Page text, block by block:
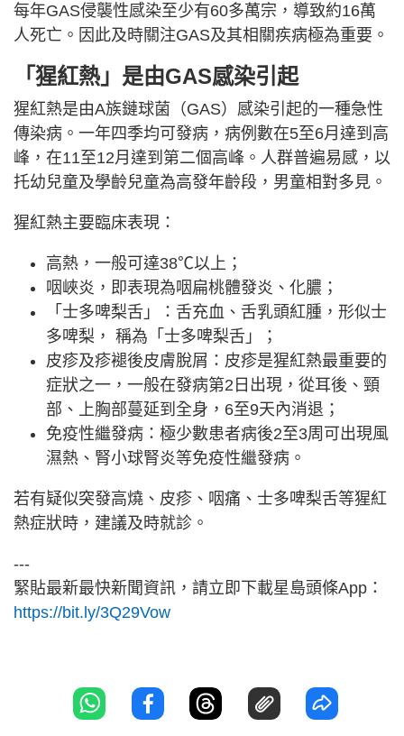
每年GAS侵襲性感染至少有60多萬宗，導致約16萬
人死亡。因此及時關注GAS及其相關疾病極為重要。
「猩紅熱」是由GAS感染引起
猩紅熱是由A族鏈球菌（GAS）感染引起的一種急性
傳染病。一年四季均可發病，病例數在5至6月達到高
峰，在11至12月達到第二個高峰。人群普遍易感，以
托幼兒童及學齡兒童為高發年齡段，男童相對多見。
猩紅熱主要臨床表現：
高熱，一般可達38℃以上；
咽峽炎，即表現為咽扁桃體發炎、化膿；
「士多啤梨舌」：舌充血、舌乳頭紅腫，形似士
多啤梨， 稱為「士多啤梨舌」；
皮疹及疹褪後皮膚脫屑：皮疹是猩紅熱最重要的
症狀之一，一般在發病第2日出現，從耳後、頸
部、上胸部蔓延到全身，6至9天內消退；
免疫性繼發病：極少數患者病後2至3周可出現風
濕熱、腎小球腎炎等免疫性繼發病。
若有疑似突發高燒、皮疹、咽痛、士多啤梨舌等猩紅
熱症狀時，建議及時就診。
---
緊貼最新最快新聞資訊，請立即下載星島頭條App：
https://bit.ly/3Q29Vow